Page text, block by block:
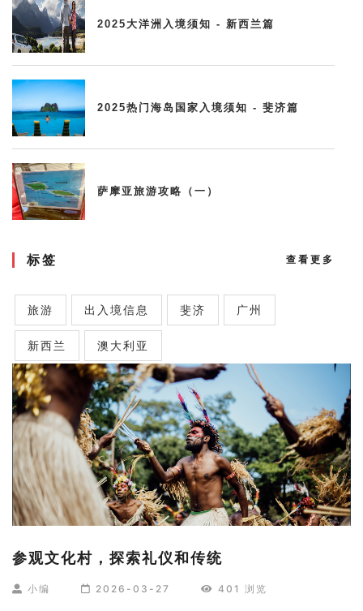
2025大洋洲入境须知 - 新西兰篇
2025热门海岛国家入境须知 - 斐济篇
萨摩亚旅游攻略（一）
标签 查看更多
旅游 出入境信息 斐济 广州
新西兰 澳大利亚
参观文化村，探索礼仪和传统
小编 2026-03-27 401 浏览